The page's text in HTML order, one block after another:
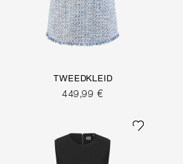
TWEEDKLEID
449,99 €